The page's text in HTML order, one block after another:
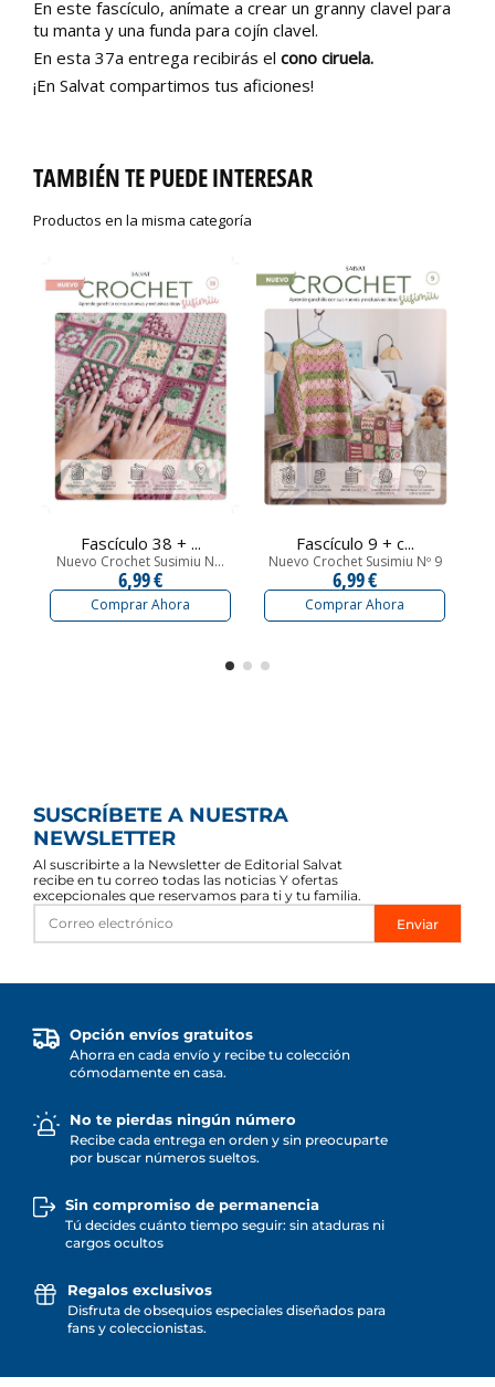
En este fascículo, anímate a crear un granny clavel para
tu manta y una funda para cojín clavel.
En esta 37a entrega recibirás el cono ciruela.
¡En Salvat compartimos tus aficiones!
TAMBIÉN TE PUEDE INTERESAR
Productos en la misma categoría
Fascículo 38 + ...
Nuevo Crochet Susimiu N...
6,99 €
Comprar Ahora
Fascículo 9 + c...
Nuevo Crochet Susimiu Nº 9
6,99 €
Comprar Ahora
SUSCRÍBETE A NUESTRA
NEWSLETTER
Al suscribirte a la Newsletter de Editorial Salvat
recibe en tu correo todas las noticias Y ofertas
excepcionales que reservamos para ti y tu familia.
Enviar
Opción envíos gratuitos
Ahorra en cada envío y recibe tu colección
cómodamente en casa.
No te pierdas ningún número
Recibe cada entrega en orden y sin preocuparte
por buscar números sueltos.
Sin compromiso de permanencia
Tú decides cuánto tiempo seguir: sin ataduras ni
cargos ocultos
Regalos exclusivos
Disfruta de obsequios especiales diseñados para
fans y coleccionistas.